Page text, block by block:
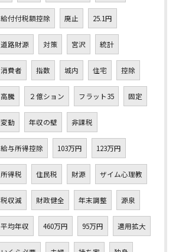
給付付税額控除 廃止 25.1円
道路財源 対策 宮沢 統計
消費者 指数 城内 住宅 控除
高騰 ２億ション フラット35 固定
変動 年収の壁 非課税
給与所得控除 103万円 123万円
所得税 住民税 財源 ザイム心理教
税収減 財政健全 年末調整 源泉
平均年収 460万円 95万円 適用拡大